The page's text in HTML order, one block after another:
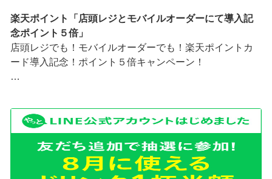
楽天ポイント「店頭レジとモバイルオーダーにて導入記
念ポイント５倍」
店頭レジでも！モバイルオーダーでも！楽天ポイントカ
ード導入記念！ポイント５倍キャンペーン！
8/8（金）0:00～8/31 ···